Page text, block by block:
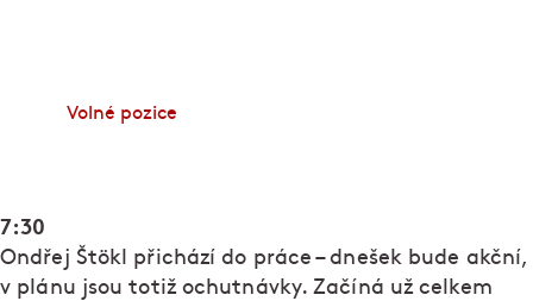
Volné pozice
7:30
Ondřej Štökl přichází do práce – dnešek bude akční,
v plánu jsou totiž ochutnávky. Začíná už celkem